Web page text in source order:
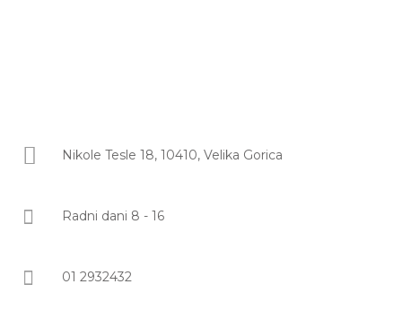
Nikole Tesle 18, 10410, Velika Gorica
Radni dani 8 - 16
01 2932432